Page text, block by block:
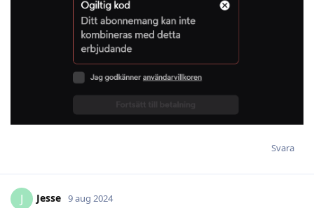
Svara
J Jesse 9 aug 2024